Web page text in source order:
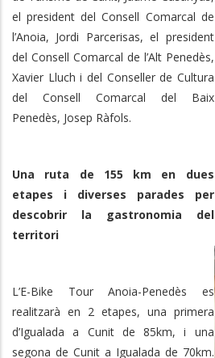
el president del Consell Comarcal de
l’Anoia, Jordi Parcerisas, el president
del Consell Comarcal de l’Alt Penedès,
Xavier Lluch i del Conseller de Cultura
del Consell Comarcal del Baix
Penedès, Josep Ràfols.
Una ruta de 155 km en dues
etapes i diverses parades per
descobrir la gastronomia del
territori
L’E-Bike Tour Anoia-Penedès es
realitzarà en 2 etapes, una primera
d’Igualada a Cunit de 85km, i una
segona de Cunit a Igualada de 70km.